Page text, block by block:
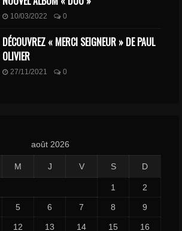
10/03/2022 0
DÉCOUVREZ « MERCI SEIGNEUR » DE PAUL
OLIVIER
27/11/2021 0
août 2026
M J V S D
1 2
5 6 7 8 9
12 13 14 15 16